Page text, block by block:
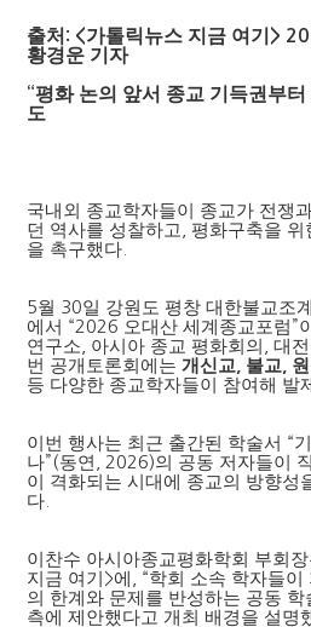
출처 : <가톨릭뉴스 지금 여기 >
황경운 기자
“평화 논의 앞서 종교 기득권부
도
국내외 종교학자들이 종교가 전쟁
던 역사를 성찰하고
평화구축을 위
을 촉구했다
5월 30일 강원도 평창 대한불교조
에서 “2026 오대산 세계종교포럼 ”
연구소
아시아 종교 평화회의 ,대
번 공개토론회에는개신교 불교
등 다양한 종교학자들이 참여해 발
이번 행사는 최근 출간된 학술서 “
나”(동연 , 2026)의 공동 저자들이
이 격화되는 시대에 종교의 방향성
다
이찬수 아시아종교평화학회 부회장
지금 여기 >에 , “학회 소속 학자들이
의 한계와 문제를 반성하는 공동
측에제안했다고 개최 배경을 설명